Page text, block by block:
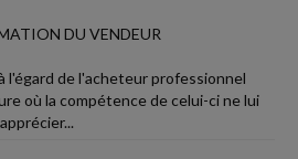
DU VENDEUR
l'égard de l'acheteur professionnel
où la compétence de celui-ci ne lui